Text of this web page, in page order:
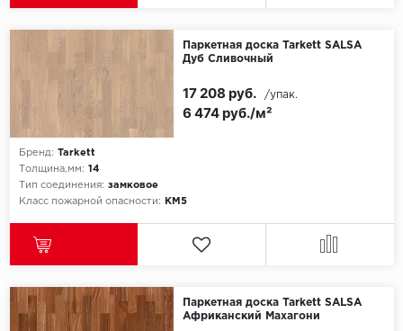
Паркетная доска Tarkett SALSA
Дуб Сливочный
Бренд: Tarkett
Толщина,мм: 14
Тип соединения: замковое
Класс пожарной опасности:
КМ5
6 474 руб./м²
17 208 руб. /упак.
Паркетная доска Tarkett SALSA
Африканский Махагони